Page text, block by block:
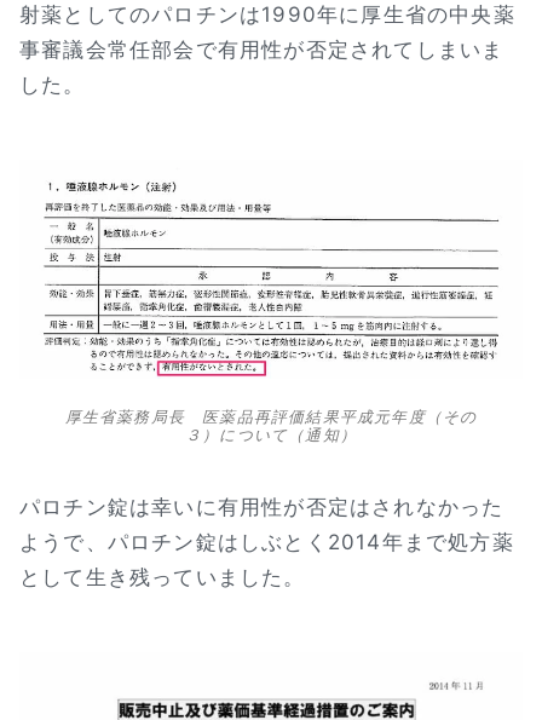
射薬としてのパロチンは1990年に厚生省の中央薬
事審議会常任部会で有用性が否定されてしまいま
した。
厚生省薬務局長 医薬品再評価結果平成元年度（その
３）について（通知）
パロチン錠は幸いに有用性が否定はされなかった
ようで、パロチン錠はしぶとく2014年まで処方薬
として生き残っていました。